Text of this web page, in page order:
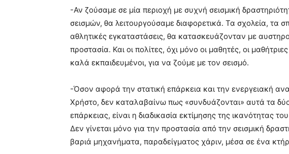
-Αν ζούσαμε σε μία περιοχή με συχνή σεισμική
σεισμών, θα λειτουργούσαμε διαφορετικά. Τα σχολεία, τα
αθλητικές εγκαταστάσεις, θα κατασκευάζονταν με
προστασία. Και οι πολίτες, όχι μόνο οι μαθητές, οι
καλά εκπαιδευμένοι, για να ζούμε με τον σεισμό.
-Όσον αφορά την στατική επάρκεια και την ενεργειακή
Χρήστο, δεν καταλαβαίνω πως «συνδυάζονται» αυτά τα
επάρκειας, είναι η διαδικασία εκτίμησης της ικανότητας
Δεν γίνεται μόνο για την προστασία από την σεισμική
βαριά μηχανήματα, παραδείγματος χάριν, μέσα σε ένα